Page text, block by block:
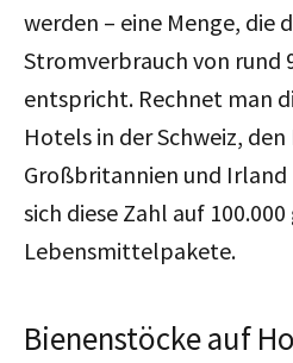
werden – eine Menge, die
Stromverbrauch von rund
entspricht. Rechnet man
Hotels in der Schweiz,
Großbritannien und
sich diese Zahl auf
Lebensmittelpakete.
Bienenstöcke auf